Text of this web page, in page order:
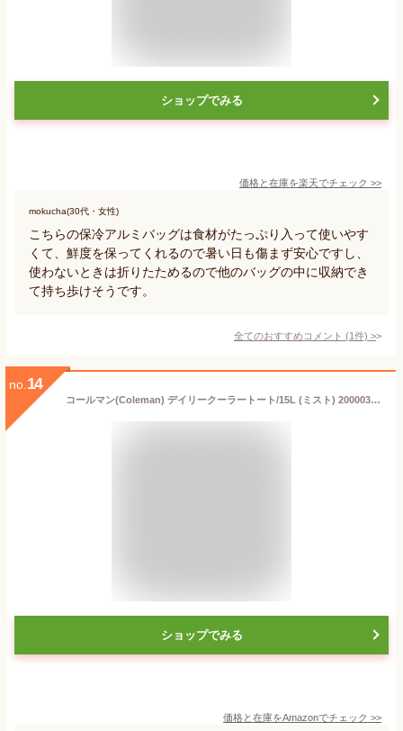
ショップでみる
価格と在庫を楽天でチェック >>
mokucha(30代・女性)
こちらの保冷アルミバッグは食材がたっぷり入って使いやす
くて、鮮度を保ってくれるので暑い日も傷まず安心ですし、
使わないときは折りたためるので他のバッグの中に収納でき
て持ち歩けそうです。
全てのおすすめコメント (1件) >
no. 14
コールマン(Coleman) デイリークーラートート/15L (ミスト) 2000038951
ショップでみる
価格と在庫をAmazonでチェック >>